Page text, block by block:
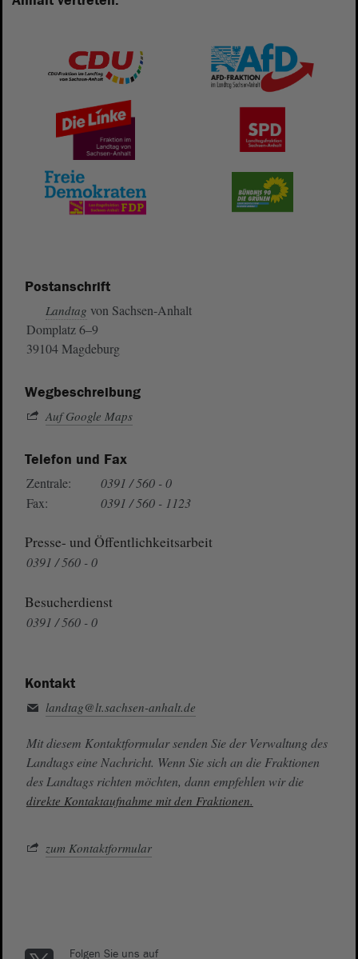
Postanschrift
Landtag von Sachsen-Anhalt
Domplatz 6–9
39104 Magdeburg
Wegbeschreibung
Auf Google Maps
Telefon und Fax
Zentrale:
0391 / 560 - 0
Fax:
0391 / 560 - 1123
Presse- und Öffentlichkeitsarbeit
0391 / 560 - 0
Besucherdienst
0391 / 560 - 0
Kontakt
landtag@lt.sachsen-anhalt.de
Mit diesem Kontaktformular senden Sie der Verwaltung des
Landtags eine Nachricht. Wenn Sie sich an die Fraktionen
des Landtags richten möchten, dann empfehlen wir die
direkte Kontaktaufnahme mit den Fraktionen.
zum Kontaktformular
Folgen Sie uns auf